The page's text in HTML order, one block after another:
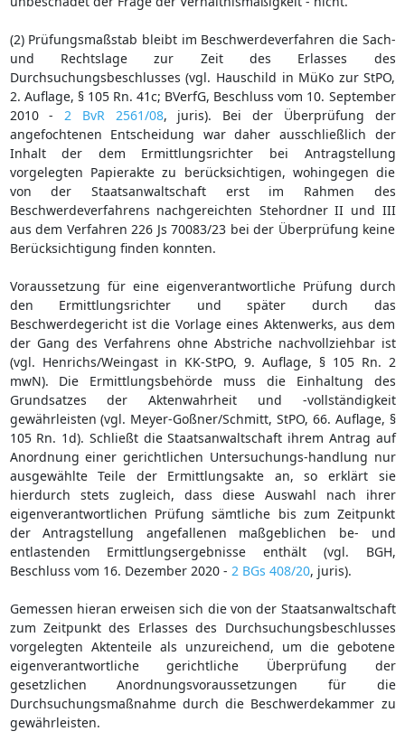
(2) Prüfungsmaßstab bleibt im Beschwerdeverfahren die Sach-
und Rechtslage zur Zeit des Erlasses des
Durchsuchungsbeschlusses (vgl. Hauschild in MüKo zur StPO,
2. Auflage, § 105 Rn. 41c; BVerfG, Beschluss vom 10. September
2010 - 2 BvR 2561/08, juris). Bei der Überprüfung der
angefochtenen Entscheidung war daher ausschließlich der
Inhalt der dem Ermittlungsrichter bei Antragstellung
vorgelegten Papierakte zu berücksichtigen, wohingegen die
von der Staatsanwaltschaft erst im Rahmen des
Beschwerdeverfahrens nachgereichten Stehordner II und III
aus dem Verfahren 226 Js 70083/23 bei der Überprüfung keine
Berücksichtigung finden konnten.
Voraussetzung für eine eigenverantwortliche Prüfung durch
den Ermittlungsrichter und später durch das
Beschwerdegericht ist die Vorlage eines Aktenwerks, aus dem
der Gang des Verfahrens ohne Abstriche nachvollziehbar ist
(vgl. Henrichs/Weingast in KK-StPO, 9. Auflage, § 105 Rn. 2
mwN). Die Ermittlungsbehörde muss die Einhaltung des
Grundsatzes der Aktenwahrheit und -vollständigkeit
gewährleisten (vgl. Meyer-Goßner/Schmitt, StPO, 66. Auflage, §
105 Rn. 1d). Schließt die Staatsanwaltschaft ihrem Antrag auf
Anordnung einer gerichtlichen Untersuchungs-handlung nur
ausgewählte Teile der Ermittlungsakte an, so erklärt sie
hierdurch stets zugleich, dass diese Auswahl nach ihrer
eigenverantwortlichen Prüfung sämtliche bis zum Zeitpunkt
der Antragstellung angefallenen maßgeblichen be- und
entlastenden Ermittlungsergebnisse enthält (vgl. BGH,
Beschluss vom 16. Dezember 2020 - 2 BGs 408/20, juris).
Gemessen hieran erweisen sich die von der Staatsanwaltschaft
zum Zeitpunkt des Erlasses des Durchsuchungsbeschlusses
vorgelegten Aktenteile als unzureichend, um die gebotene
eigenverantwortliche gerichtliche Überprüfung der
gesetzlichen Anordnungsvoraussetzungen für die
Durchsuchungsmaßnahme durch die Beschwerdekammer zu
gewährleisten.